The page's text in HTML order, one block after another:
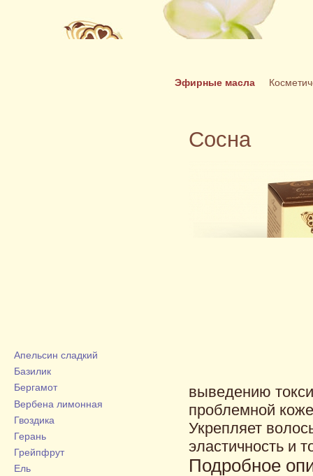
Эфирные масла
Апельсин сладкий
Базилик
Бергамот
Вербена лимонная
Гвоздика
Герань
Грейпфрут
Ель
Сосна
выведению
проблемной
Укрепляет
эластичность и
Подробное